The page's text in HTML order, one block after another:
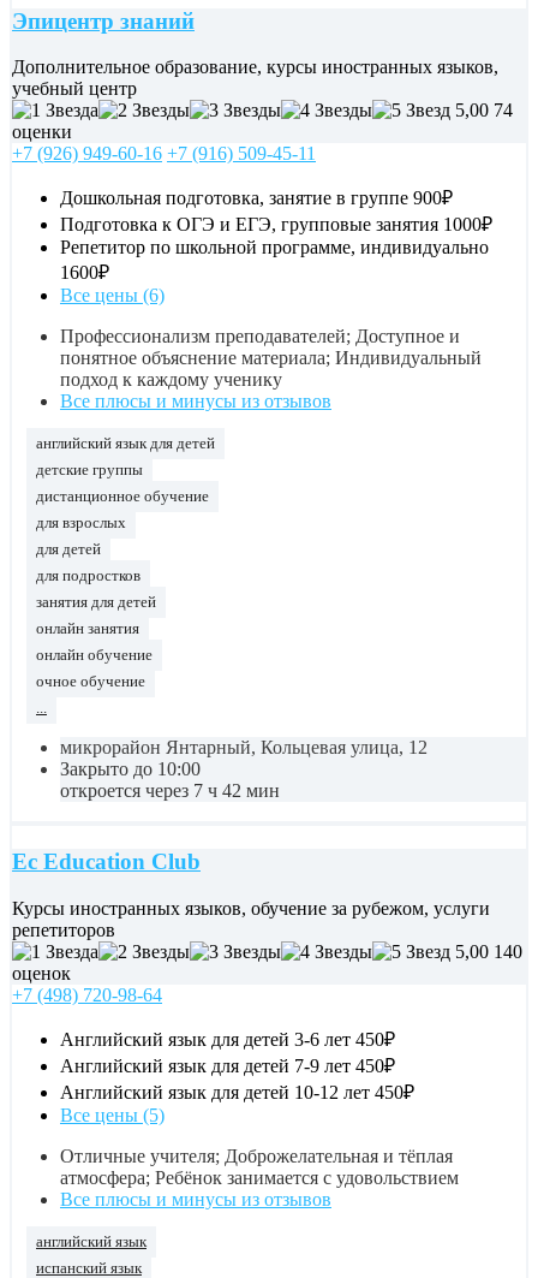
Эпицентр знаний
Дополнительное образование, курсы иностранных языков,
учебный центр
5,00 74
оценки
+7 (926) 949-60-16 +7 (916) 509-45-11
Дошкольная подготовка, занятие в группе 900₽
Подготовка к ОГЭ и ЕГЭ, групповые занятия 1000₽
Репетитор по школьной программе, индивидуально
1600₽
Все цены (6)
Профессионализм преподавателей; Доступное и
понятное объяснение материала; Индивидуальный
подход к каждому ученику
Все плюсы и минусы из отзывов
английский язык для детей
детские группы
дистанционное обучение
для взрослых
для детей
для подростков
занятия для детей
онлайн занятия
онлайн обучение
очное обучение
...
микрорайон Янтарный, Кольцевая улица, 12
Закрыто до 10:00
откроется через 7 ч 42 мин
Ec Education Club
Курсы иностранных языков, обучение за рубежом, услуги
репетиторов
5,00 140
оценок
+7 (498) 720-98-64
Английский язык для детей 3-6 лет 450₽
Английский язык для детей 7-9 лет 450₽
Английский язык для детей 10-12 лет 450₽
Все цены (5)
Отличные учителя; Доброжелательная и тёплая
атмосфера; Ребёнок занимается с удовольствием
Все плюсы и минусы из отзывов
английский язык
испанский язык